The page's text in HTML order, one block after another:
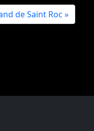
de Saint Roc